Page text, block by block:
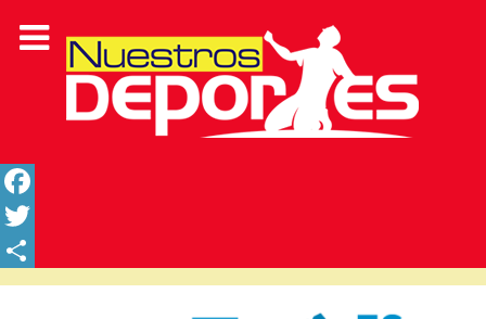
Facebook
Twitter
Share